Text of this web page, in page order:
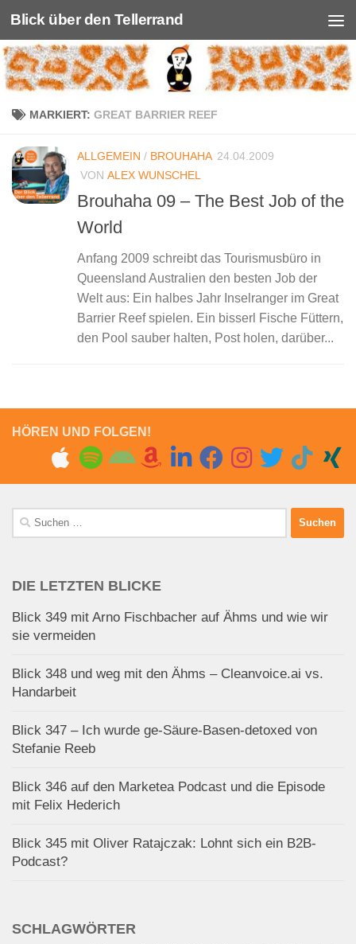
Unter dem Inhalt
Blick über den Tellerrand
MARKIERT: GREAT BARRIER REEF
ALLGEMEIN / BROUHAHA 24.04.2009
VON ALEX WUNSCHEL
Brouhaha 09 – The Best Job of the
World
Anfang 2009 schreibt das Tourismusbüro in
Queensland Australien den besten Job der
Welt aus: Ein halbes Jahr Inselranger im Great
Barrier Reef spielen. Ein bisserl Fische Füttern,
den Pool sauber halten, Post holen, darüber...
HÖREN UND FOLGEN!
Suchen
nach:
DIE LETZTEN BLICKE
Blick 349 mit Arno Fischbacher auf Ähms und wie wir
sie vermeiden
Blick 348 und weg mit den Ähms – Cleanvoice.ai vs.
Handarbeit
Blick 347 – Ich wurde ge-Säure-Basen-detoxed von
Stefanie Reeb
Blick 346 auf den Marketea Podcast und die Episode
mit Felix Hederich
Blick 345 mit Oliver Ratajczak: Lohnt sich ein B2B-
Podcast?
SCHLAGWÖRTER